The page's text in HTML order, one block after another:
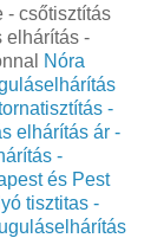
- csőtisztítás
elhárítás -
Nóra
-
elhárítás ár -
-
és Pest
tisztitas -